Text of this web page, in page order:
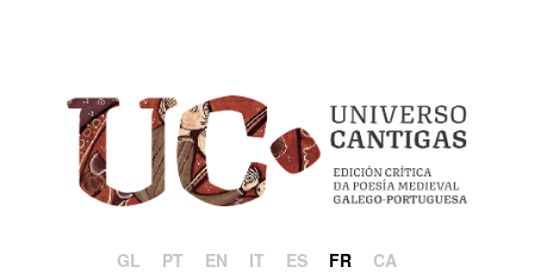
GL PT EN IT ES FR CA